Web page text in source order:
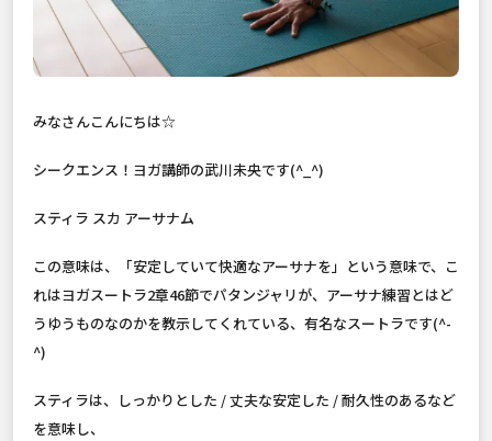
みなさんこんにちは☆
シークエンス！ヨガ講師の武川未央です(^_^)
スティラ スカ アーサナム
この意味は、「安定していて快適なアーサナを」という意味で、こ
れはヨガスートラ2章46節でパタンジャリが、アーサナ練習とはど
うゆうものなのかを教示してくれている、有名なスートラです(^-
^)
スティラは、しっかりとした / 丈夫な安定した / 耐久性のあるなど
を意味し、